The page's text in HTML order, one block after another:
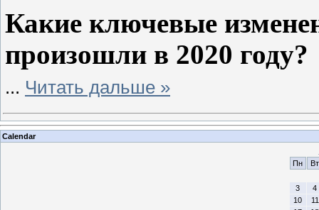
Какие ключевые
произошли в 2020 году?
... Читать дальше »
Calendar
Пн
Вт
3
4
10
11